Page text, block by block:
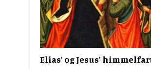
Elias' og Jesus'